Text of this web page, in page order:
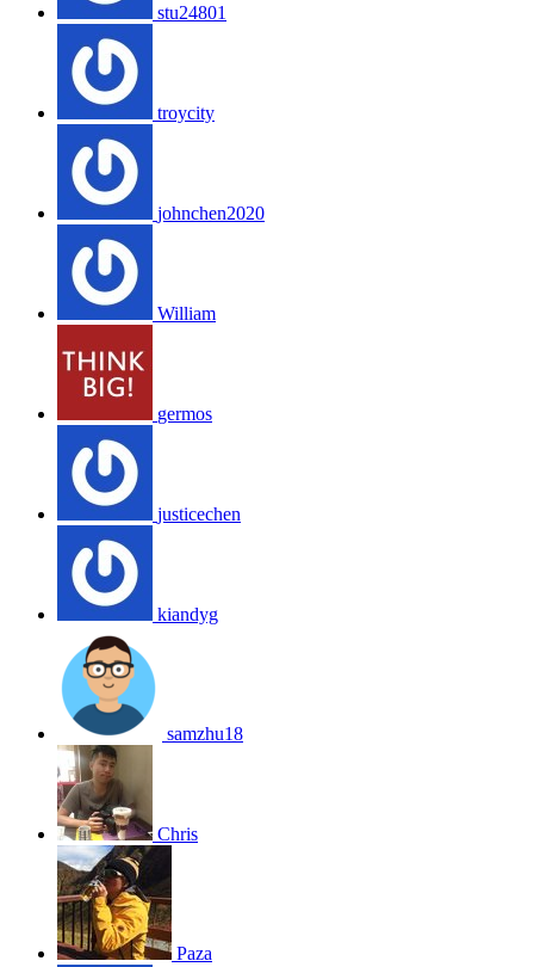
stu24801
troycity
johnchen2020
William
germos
justicechen
kiandyg
samzhu18
Chris
Paza